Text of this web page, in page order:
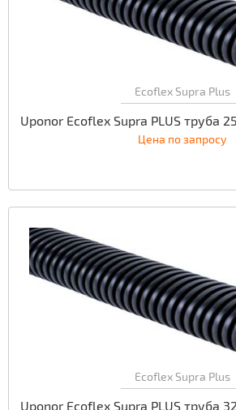
Ecoflex Supra Plus
Uponor Ecoflex Supra PLUS труба
Цена по запросу
Ecoflex Supra Plus
Uponor Ecoflex Supra PLUS труба